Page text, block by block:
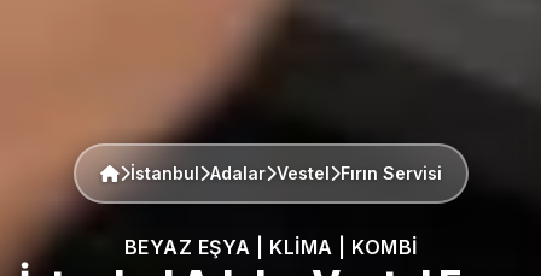
İstanbul Adalar Vestel Fırın Servisi
BEYAZ EŞYA | KLIMA | KOMBI